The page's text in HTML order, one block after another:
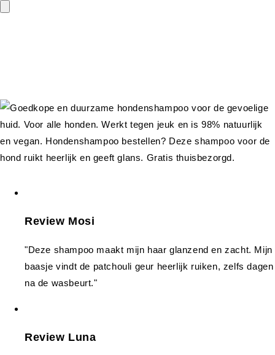
Review Mosi
"Deze shampoo maakt mijn haar glanzend en zacht. Mijn
baasje vindt de patchouli geur heerlijk ruiken, zelfs dagen
na de wasbeurt."
Review Luna